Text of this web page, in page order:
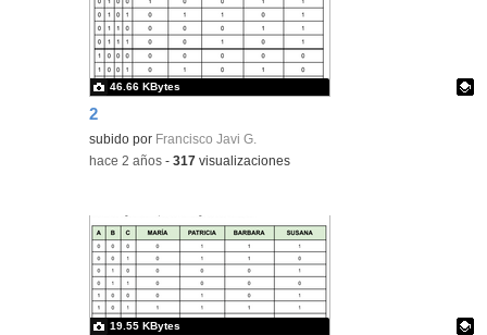
2
Contenido educativo.
subido por Francisco Javi G.
46.66 KBytes
-hace 2 años -317 visualizaciones
19.55 KBytes